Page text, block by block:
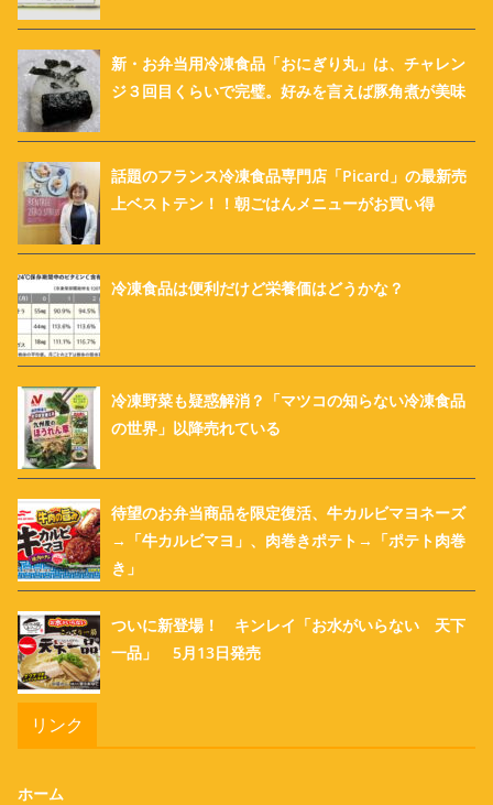
新・お弁当用冷凍食品「おにぎり丸」は、チャレン
ジ３回目くらいで完璧。好みを言えば豚角煮が美味
話題のフランス冷凍食品専門店「Picard」の最新売
上ベストテン！！朝ごはんメニューがお買い得
冷凍食品は便利だけど栄養価はどうかな？
冷凍野菜も疑惑解消？「マツコの知らない冷凍食品
の世界」以降売れている
待望のお弁当商品を限定復活、牛カルビマヨネーズ
→「牛カルビマヨ」、肉巻きポテト→「ポテト肉巻
き」
ついに新登場！ キンレイ「お水がいらない 天下
一品」 5月13日発売
リンク
ホーム